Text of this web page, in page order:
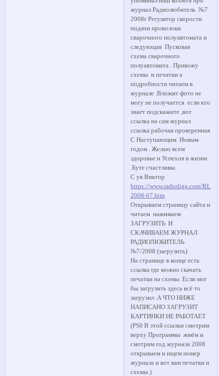
журнал Радиолюбитель №7
2008г Регулятор скорости
подачи проволоки
сварочного полуавтомата и
следующая Пусковая
схема сварочного
полуавтомата . Привожу
схемы и печатки а
подробности читаем в
журнале .Вложит фото не
могу не получается если кто
знает подскажите ,вот
ссылка на сам журнал
ссылка рабочая проверенная
С Наступающим Новым
годом . Желаю всем
здоровье и Успехов в жизни
.Буте счастливы.
С ув Виктор
https://www.radioliga.com/
2008-07.htm
Открываем страницу сайта и
читаем нажимаем
ЗАГРУЗИТЬ И
СКАЧИВАЕМ ЖУРНАЛ
РАДИОЛЮБИТЕЛЬ
№7/2008 (загрузить)
На странице в конце есть
ссылка где можно скачать
печатки на схемы .Если мог
бы загрузить здесь всё то
загрузил .А ЧТО НИЖЕ
НАПИСАНО ЗАГРУЗИТ
КАРТИНКИ НЕ РАБОТАЕТ
(PS0 В этой ссылки смотрим
верху Программы жмём и
смотрим год журнала 2008
открываем и ищем номер
журнала и вот вам печатки и
схемы.)